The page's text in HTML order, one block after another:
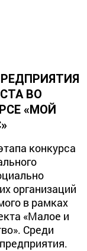
ВО
«МОЙ
конкурса
организаций
в рамках
«Малое и
Среди